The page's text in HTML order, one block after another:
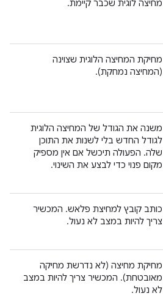
מחיצה לוגית שכבר קיימת.
מחיקת המחיצה הלוגית שצוינה
(המחיצה נמחקת).
משנה את הגודל של המחיצה הלוגית
לגודל החדש בלי לשנות את התוכן
שלה. הפעולה תיכשל אם אין מספיק
מקום פנוי כדי לבצע את השינוי.
כותב קובץ למחיצת פלאש. המכשיר
צריך להיות במצב לא נעול.
מחיקת מחיצה (לא נדרשת מחיקה
מאובטחת). המכשיר צריך להיות במצב
לא נעול.